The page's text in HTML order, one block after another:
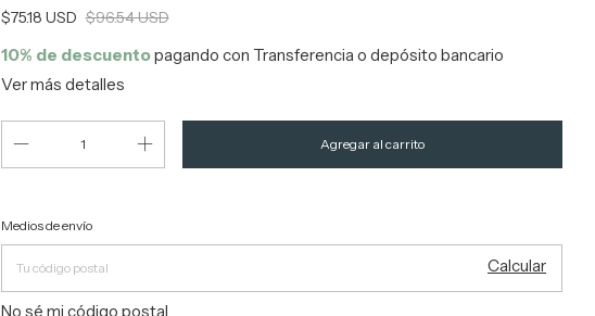
$75.18 USD $96.54 USD
10% de descuentopagando con Transferencia o depósito bancario
Ver más detalles
Entregas para el CP:
Medios de envío
Calcular
No sé mi código postal